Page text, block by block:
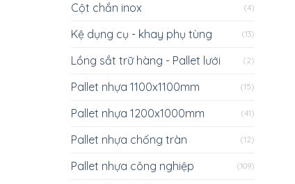
Cột chắn inox (4)
Kệ dụng cụ - khay phụ tùng (13)
Lồng sắt trữ hàng - Pallet lưới (2)
Pallet nhựa 1100x1100mm (15)
Pallet nhựa 1200x1000mm (41)
Pallet nhựa chống tràn (12)
Pallet nhựa công nghiệp (109)